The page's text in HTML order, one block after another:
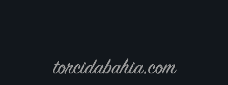
torcidabahia.com